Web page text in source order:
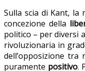
Sulla scia di Kant,
concezione della
politico – per diversi
rivoluzionaria in
dell’opposizione
puramente positivo.